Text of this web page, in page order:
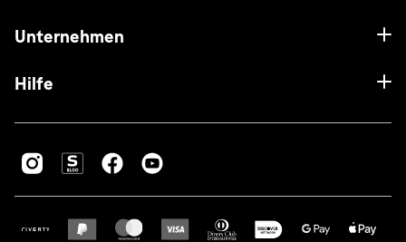
Unternehmen
Hilfe